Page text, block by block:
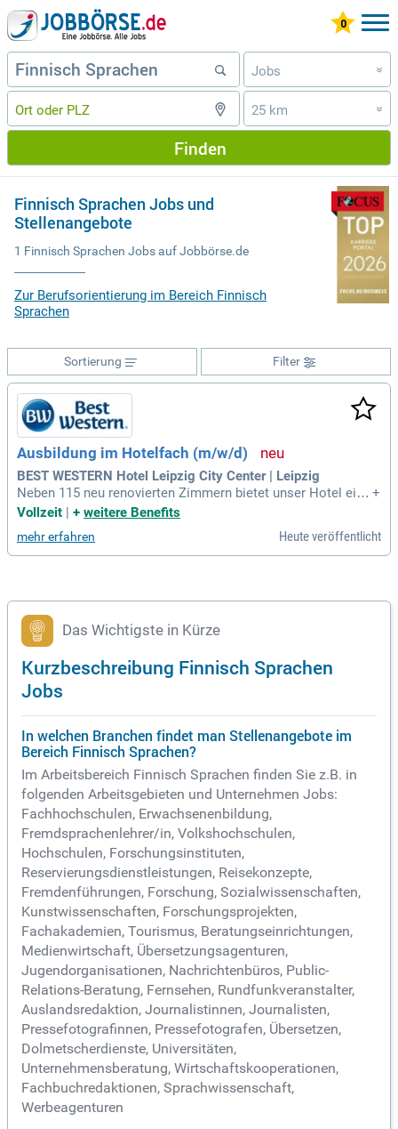
Jobs »
25 km »
Finden
Finnisch Sprachen Jobs und
Stellenangebote
1 Finnisch Sprachen Jobs auf Jobbörse.de
Zur Berufsorientierung im Bereich Finnisch
Sprachen
Filter
Sortierung
Ausbildung im Hotelfach (m/w/d)
BEST WESTERN Hotel Leipzig City Center | Leipzig
Neben 115 neu renovierten Zimmern bietet unser Hotel eine
Wellnessbereich mit finnischer Sauna, ein gemütliches Früh
+
Vollzeit
+ weitere Benefits
mehr erfahren Heute veröffentlicht
Das Wichtigste in Kürze
Kurzbeschreibung Finnisch Sprachen
Jobs
In welchen Branchen findet man Stellenangebote im
Bereich Finnisch Sprachen?
Im Arbeitsbereich Finnisch Sprachen finden Sie z.B. in
folgenden Arbeitsgebieten und Unternehmen Jobs:
Fachhochschulen, Erwachsenenbildung,
Fremdsprachenlehrer/in, Volkshochschulen,
Hochschulen, Forschungsinstituten,
Reservierungsdienstleistungen, Reisekonzepte,
Fremdenführungen, Forschung, Sozialwissenschaften,
Kunstwissenschaften, Forschungsprojekten,
Fachakademien, Tourismus, Beratungseinrichtungen,
Medienwirtschaft, Übersetzungsagenturen,
Jugendorganisationen, Nachrichtenbüros, Public-
Relations-Beratung, Fernsehen, Rundfunkveranstalter,
Auslandsredaktion, Journalistinnen, Journalisten,
Pressefotografinnen, Pressefotografen, Übersetzen,
Dolmetscherdienste, Universitäten,
Unternehmensberatung, Wirtschaftskooperationen,
Fachbuchredaktionen, Sprachwissenschaft,
Werbeagenturen